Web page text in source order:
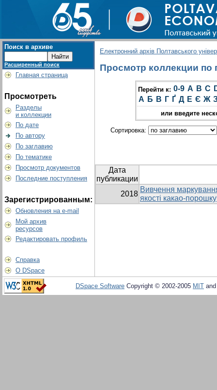
Поиск в архиве
Расширенный поиск
Главная страница
Просмотреть
Разделы
и коллекции
По дате
По автору
По заглавию
По тематике
Просмотр документов
Последние поступления
Зарегистрированным:
Обновления на e-mail
Мой архив
ресурсов
Редактировать профиль
Справка
О DSpace
Електронний архів Полтавського
Просмотр коллекции по
Перейти к: 0-9 A B C
А Б В Г Ґ Д Е Є Ж
или введите
Сортировка:
Дата
публикации
2018
Вивчення
якості какао-порошку
DSpace Software Copyright © 2002-2005 MIT